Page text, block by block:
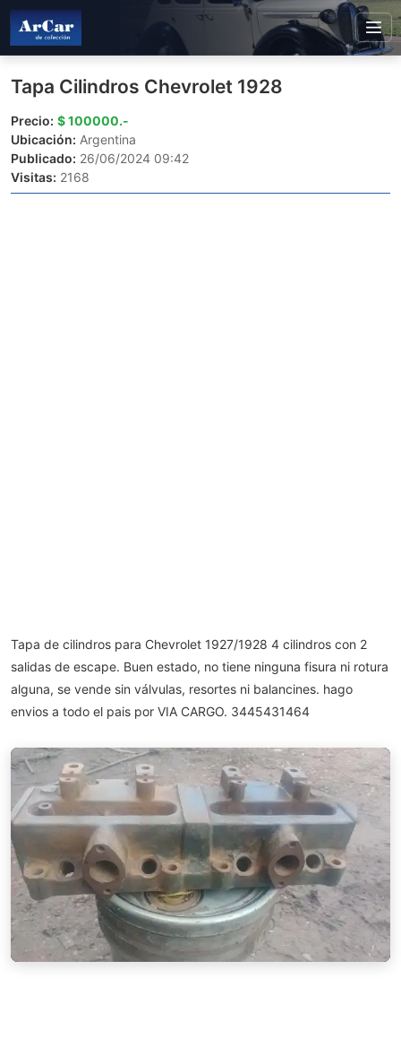
Tapa Cilindros Chevrolet 1928
Precio: $ 100000.-
Ubicación: Argentina
Publicado: 26/06/2024 09:42
Visitas: 2168
Tapa de cilindros para Chevrolet 1927/1928 4 cilindros con 2
salidas de escape. Buen estado, no tiene ninguna fisura ni rotura
alguna, se vende sin válvulas, resortes ni balancines. hago
envios a todo el pais por VIA CARGO. 3445431464